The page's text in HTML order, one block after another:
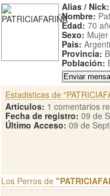
Alias / Nick:
Nombre:
Edad: 70
Sexo: Mujer
Pais:
Provincia:
Población:
Estadisticas de
Artículos: 1 comentarios
Fecha de registro: 09 de
Último Acceso: 09 de
Los Perros de